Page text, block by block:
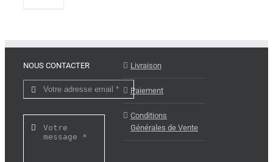
NOUS CONTACTER Livraison
Paiement
Conditions
Générales de Vente